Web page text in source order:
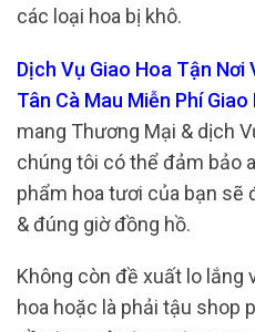
các loại hoa bị khô.
Dịch Vụ Giao Hoa Tận
Tân Cà Mau Miễn Phí
mang Thương Mại & dịch
chúng tôi có thể đảm bảo
phẩm hoa tươi của bạn sẽ
& đúng giờ đồng hồ.
Không còn đề xuất lo lắng
hoa hoặc là phải tậu shop